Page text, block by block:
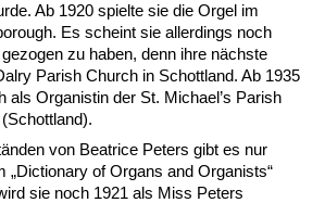
Ab 1920 spielte sie die Orgel im
Es scheint sie allerdings noch
zu haben, denn ihre nächste
Parish Church in Schottland. Ab 1935
als Organistin der St. Michael’s Parish
von Beatrice Peters gibt es nur
„Dictionary of Organs and Organists“
sie noch 1921 als Miss Peters